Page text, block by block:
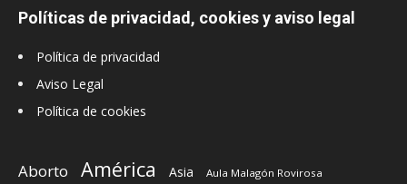
Políticas de privacidad, cookies y aviso legal
Política de privacidad
Aviso Legal
Política de cookies
Aborto América Asia Aula Malagón Rovirosa